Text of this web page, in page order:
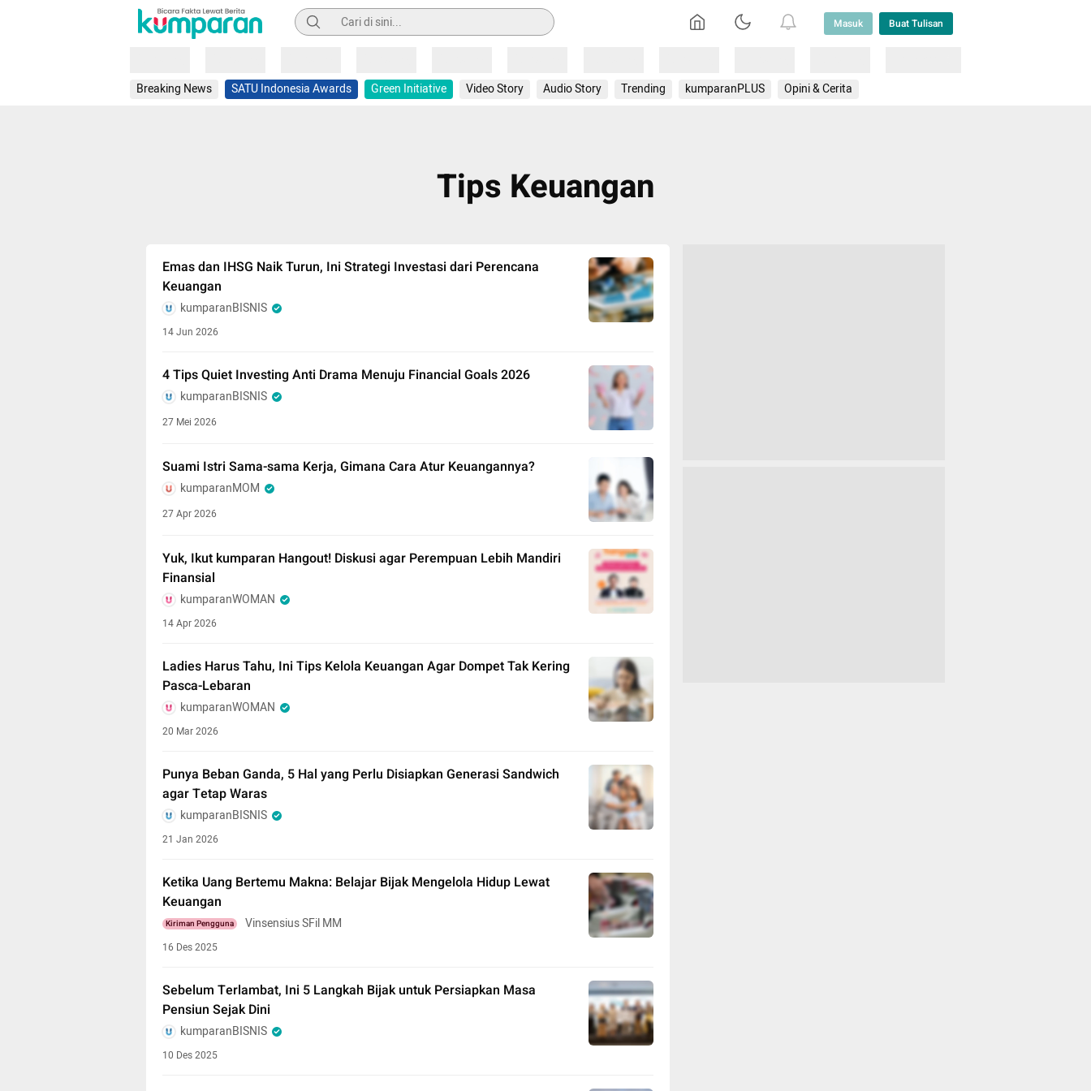
Pencarian Masuk Buat Tulisan
Breaking News SATU Indonesia Awards Green Initiative Video Story Audio Story Trending kumparanPLUS Opini & Cerita
Tips Keuangan
Emas dan IHSG Naik Turun, Ini Strategi Investasi dari Perencana
Keuangan
kumparanBISNIS
14 Jun 2026
4 Tips Quiet Investing Anti Drama Menuju Financial Goals 2026
kumparanBISNIS
27 Mei 2026
Suami Istri Sama-sama Kerja, Gimana Cara Atur Keuangannya?
kumparanMOM
27 Apr 2026
Yuk, Ikut kumparan Hangout! Diskusi agar Perempuan Lebih Mandiri
Finansial
kumparanWOMAN
14 Apr 2026
Ladies Harus Tahu, Ini Tips Kelola Keuangan Agar Dompet Tak Kering
Pasca-Lebaran
kumparanWOMAN
20 Mar 2026
Punya Beban Ganda, 5 Hal yang Perlu Disiapkan Generasi Sandwich
agar Tetap Waras
kumparanBISNIS
21 Jan 2026
Ketika Uang Bertemu Makna: Belajar Bijak Mengelola Hidup Lewat
Keuangan
Kiriman Pengguna Vinsensius SFil MM
16 Des 2025
Sebelum Terlambat, Ini 5 Langkah Bijak untuk Persiapkan Masa
Pensiun Sejak Dini
kumparanBISNIS
10 Des 2025